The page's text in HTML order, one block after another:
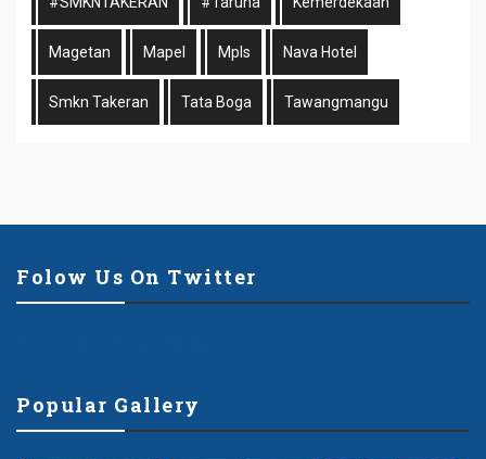
Magetan Mapel Mpls Nava Hotel
Smkn Takeran Tata Boga Tawangmangu
Folow Us On Twitter
Popular Gallery